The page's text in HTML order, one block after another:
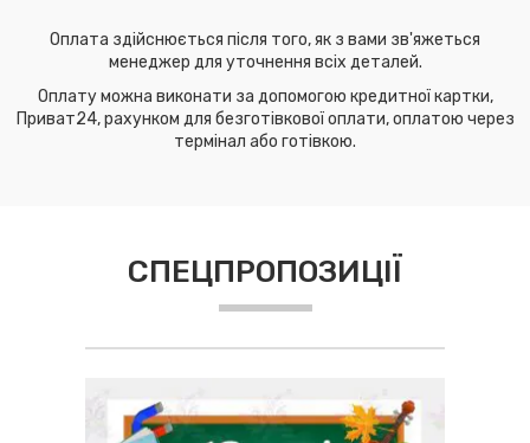
Оплата здійснюється після того, як з вами зв'яжеться
менеджер для уточнення всіх деталей.
Оплату можна виконати за допомогою кредитної картки,
Приват24, рахунком для безготівкової оплати, оплатою через
термінал або готівкою.
СПЕЦПРОПОЗИЦІЇ